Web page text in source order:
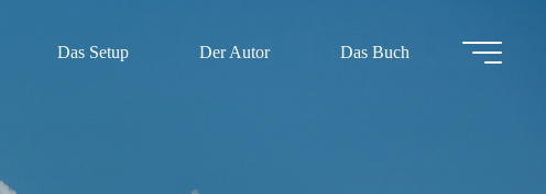
Das Setup Der Autor Das Buch